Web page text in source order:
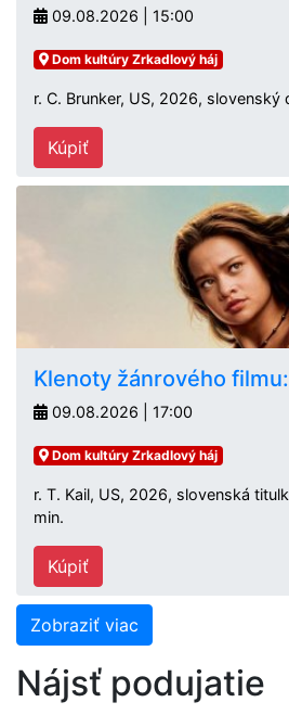
09.08.2026 | 15:00
Dom kultúry Zrkadlový háj
r. C. Brunker, US, 2026, slovenský
Kúpiť
Klenoty žánrového
09.08.2026 | 17:00
Dom kultúry Zrkadlový háj
r. T. Kail, US, 2026, slovenská
min.
Kúpiť
Zobraziť viac
Nájsť podujatie